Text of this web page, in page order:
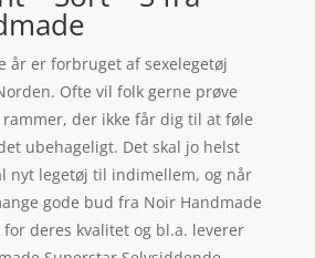
år er forbruget af sexelegetøj
Ofte vil folk gerne prøve
der ikke får dig til at føle
ubehageligt. Det skal jo helst
nyt legetøj til indimellem, og når
gode bud fra Noir Handmade
deres kvalitet og bl.a. leverer